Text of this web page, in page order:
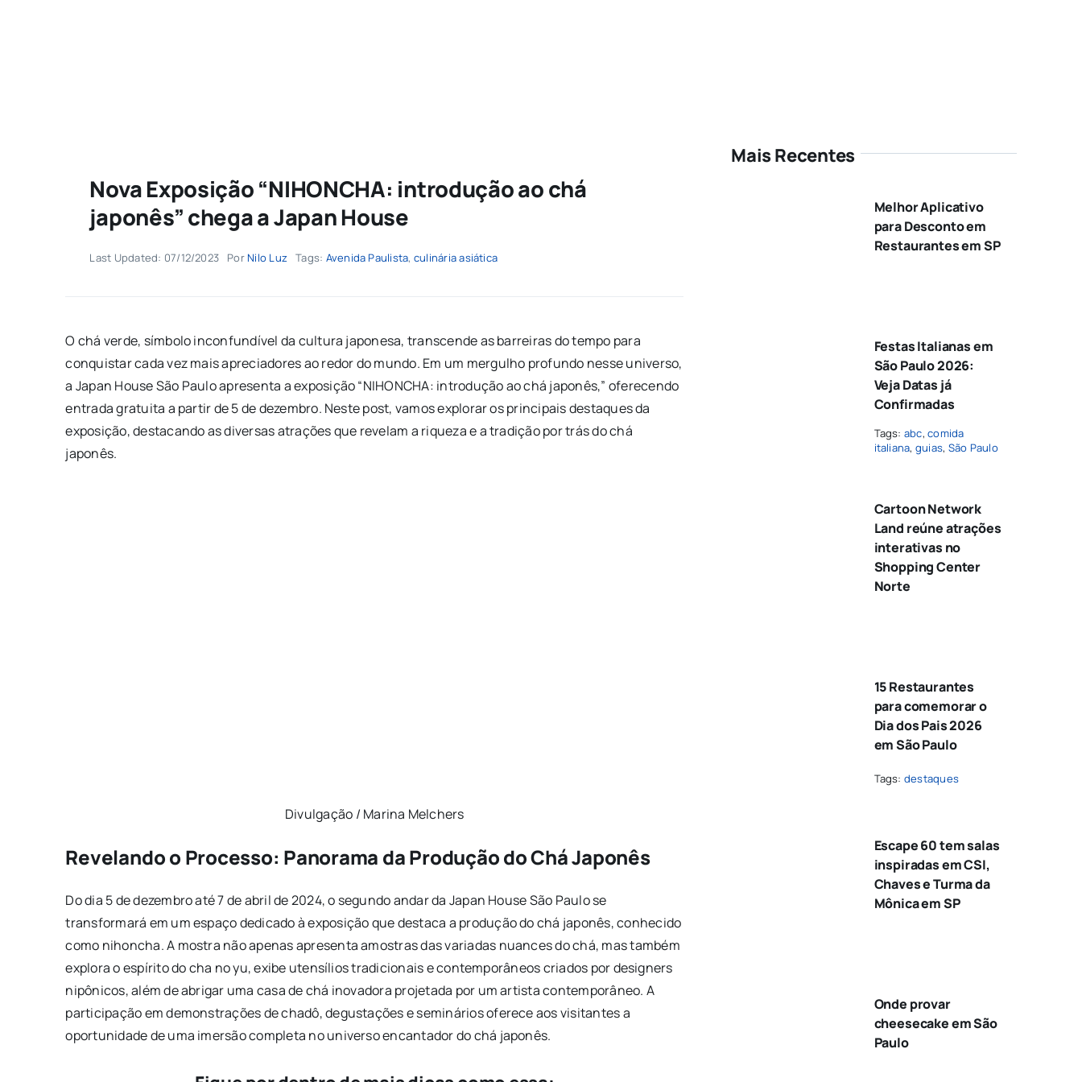
Nova Exposição “NIHONCHA: introdução ao chá
japonês” chega a Japan House
Last Updated: 07/12/2023 PorNilo Luz Tags: Avenida Paulista, culinária asiática
O chá verde, símbolo inconfundível da cultura japonesa, transcende as barreiras do tempo para
conquistar cada vez mais apreciadores ao redor do mundo. Em um mergulho profundo nesse universo,
a Japan House São Paulo apresenta a exposição “NIHONCHA: introdução ao chá japonês,” oferecendo
entrada gratuita a partir de 5 de dezembro. Neste post, vamos explorar os principais destaques da
exposição, destacando as diversas atrações que revelam a riqueza e a tradição por trás do chá
japonês.
Divulgação / Marina Melchers
Revelando o Processo: Panorama da Produção do Chá Japonês
Do dia 5 de dezembro até 7 de abril de 2024, o segundo andar da Japan House São Paulo se
transformará em um espaço dedicado à exposição que destaca a produção do chá japonês, conhecido
como nihoncha. A mostra não apenas apresenta amostras das variadas nuances do chá, mas também
explora o espírito do cha no yu, exibe utensílios tradicionais e contemporâneos criados por designers
nipônicos, além de abrigar uma casa de chá inovadora projetada por um artista contemporâneo. A
participação em demonstrações de chadô, degustações e seminários oferece aos visitantes a
oportunidade de uma imersão completa no universo encantador do chá japonês.
Mais Recentes
Melhor Aplicativo
para Desconto em
Restaurantes em SP
Festas Italianas em
São Paulo 2026:
Veja Datas já
Confirmadas
Tags: abc,comida
italiana, guias, São Paulo
Cartoon Network
Land reúne atrações
interativas no
Shopping Center
Norte
15 Restaurantes
para comemorar o
Dia dos Pais 2026
em São Paulo
Tags: destaques
Escape 60 tem salas
inspiradas em CSI,
Chaves e Turma da
Mônica em SP
Onde provar
cheesecake em São
Paulo